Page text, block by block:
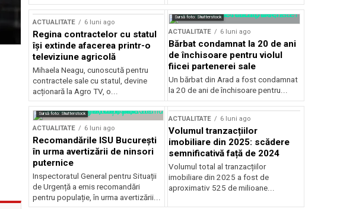
ACTUALITATE 6 luni ago
Regina contractelor cu statul
își extinde afacerea printr-o
televiziune agricolă
Mihaela Neagu, cunoscută pentru
contractele sale cu statul, devine
acționară la Agro TV, o...
Sursă foto: Shutterstock
ACTUALITATE 6 luni ago
Bărbat condamnat la 20 de ani
de închisoare pentru violul
fiicei partenerei sale
Un bărbat din Arad a fost condamnat
la 20 de ani de închisoare pentru...
Sursă foto: Shutterstock
ACTUALITATE 6 luni ago
Recomandările ISU București
în urma avertizării de ninsori
puternice
Inspectoratul General pentru Situații
de Urgență a emis recomandări
pentru populație, în urma avertizării...
ACTUALITATE 6 luni ago
Volumul tranzacțiilor
imobiliare din 2025: scădere
semnificativă față de 2024
Volumul total al tranzacțiilor
imobiliare din 2025 a fost de
aproximativ 525 de milioane...